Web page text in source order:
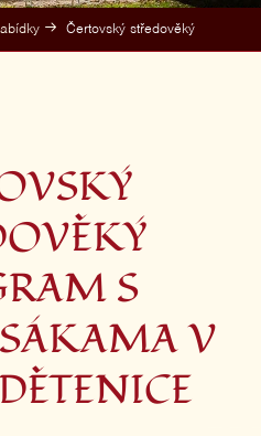
Čertovský středověký
S
V